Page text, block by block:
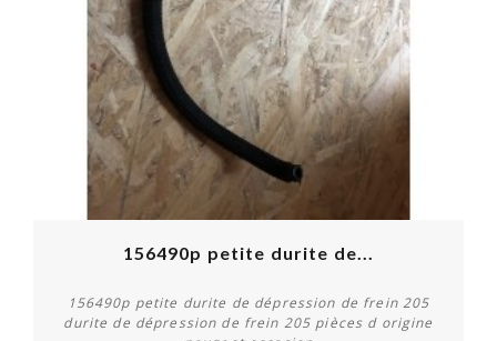
156490p petite durite de...
156490p petite durite de dépression de frein 205
durite de dépression de frein 205 pièces d origine